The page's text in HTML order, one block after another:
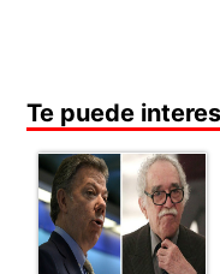
Te puede